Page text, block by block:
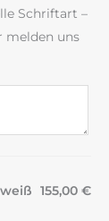
Schriftart –
melden uns
155,00 €